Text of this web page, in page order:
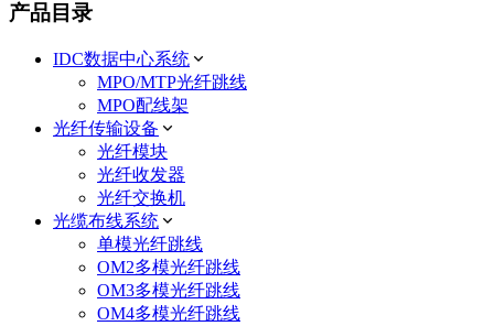
产品目录
IDC数据中心系统
MPO/MTP光纤跳线
MPO配线架
光纤传输设备
光纤模块
光纤收发器
光纤交换机
光缆布线系统
单模光纤跳线
OM2多模光纤跳线
OM3多模光纤跳线
OM4多模光纤跳线